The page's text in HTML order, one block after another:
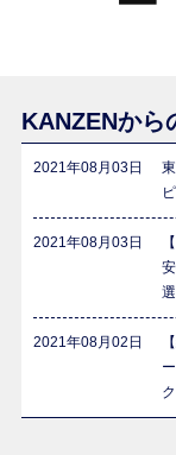
KANZENから
2021年08月03日
2021年08月03日
2021年08月02日
ク